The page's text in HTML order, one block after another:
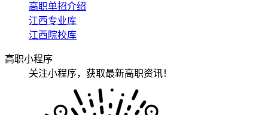
高职单招介绍
江西专业库
江西院校库
高职小程序
关注小程序，获取最新高职资讯！